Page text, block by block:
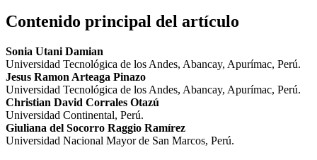
Contenido principal del artículo
Sonia Utani Damian
Universidad Tecnológica de los Andes, Abancay, Apurímac, Perú.
Jesus Ramon Arteaga Pinazo
Universidad Tecnológica de los Andes, Abancay, Apurímac, Perú.
Christian David Corrales Otazú
Universidad Continental, Perú.
Giuliana del Socorro Raggio Ramírez
Universidad Nacional Mayor de San Marcos, Perú.